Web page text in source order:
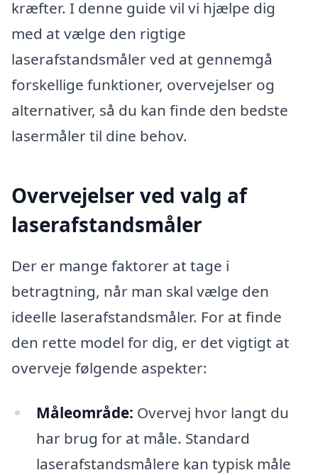
kræfter. I denne guide vil vi hjælpe dig
med at vælge den rigtige
laserafstandsmåler ved at gennemgå
forskellige funktioner, overvejelser og
alternativer, så du kan finde den bedste
lasermåler til dine behov.
Overvejelser ved valg af
laserafstandsmåler
Der er mange faktorer at tage i
betragtning, når man skal vælge den
ideelle laserafstandsmåler. For at finde
den rette model for dig, er det vigtigt at
overveje følgende aspekter:
Måleområde: Overvej hvor langt du
har brug for at måle. Standard
laserafstandsmålere kan typisk måle